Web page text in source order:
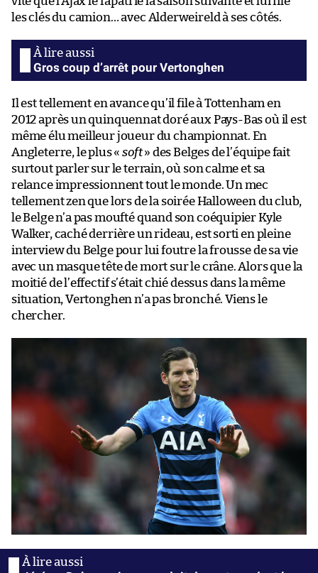
les clés du camion… avec Alderweireld à ses côtés.
Gros coup d’arrêt pour Vertonghen
Il est tellement en avance qu’il file à Tottenham en
2012 après un quinquennat doré aux Pays-Bas où il est
même élu meilleur joueur du championnat. En
Angleterre, le plus «soft» des Belges de l’équipe fait
surtout parler sur le terrain, où son calme et sa
relance impressionnent tout le monde. Un mec
tellement zen que lors de la soirée Halloween du club,
le Belge n’a pas moufté quand son coéquipier Kyle
Walker, caché derrière un rideau, est sorti en pleine
interview du Belge pour lui foutre la frousse de sa vie
avec un masque tête de mort sur le crâne. Alors que la
moitié de l’effectif s’était chié dessus dans la même
situation, Vertonghen n’a pas bronché. Viens le
chercher.